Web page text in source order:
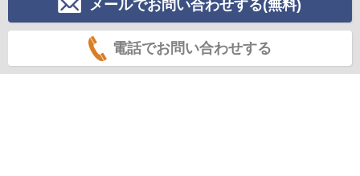
メールでお問い合わせする(無料)
電話でお問い合わせする